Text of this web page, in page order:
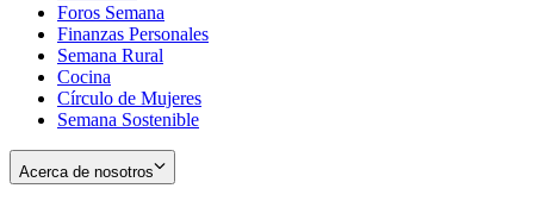
window
Foros Semana
Finanzas Personales
Semana Rural
Cocina
Círculo de Mujeres
Semana Sostenible
Acerca de nosotros